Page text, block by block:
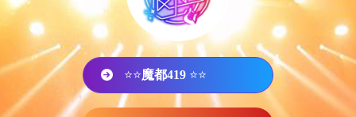
⭐⭐魔都419 ⭐⭐